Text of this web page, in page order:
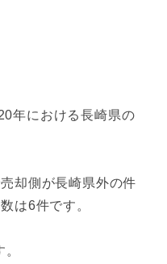
年における長崎県の
却側が長崎県外の件
は6件です。